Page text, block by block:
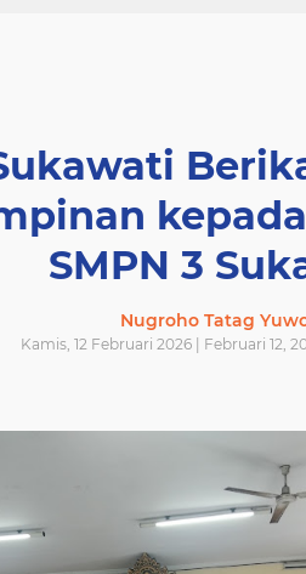
SMPN 3
Nugroho Tatag
Kamis, 12 Februari 2026 | Februari 12,